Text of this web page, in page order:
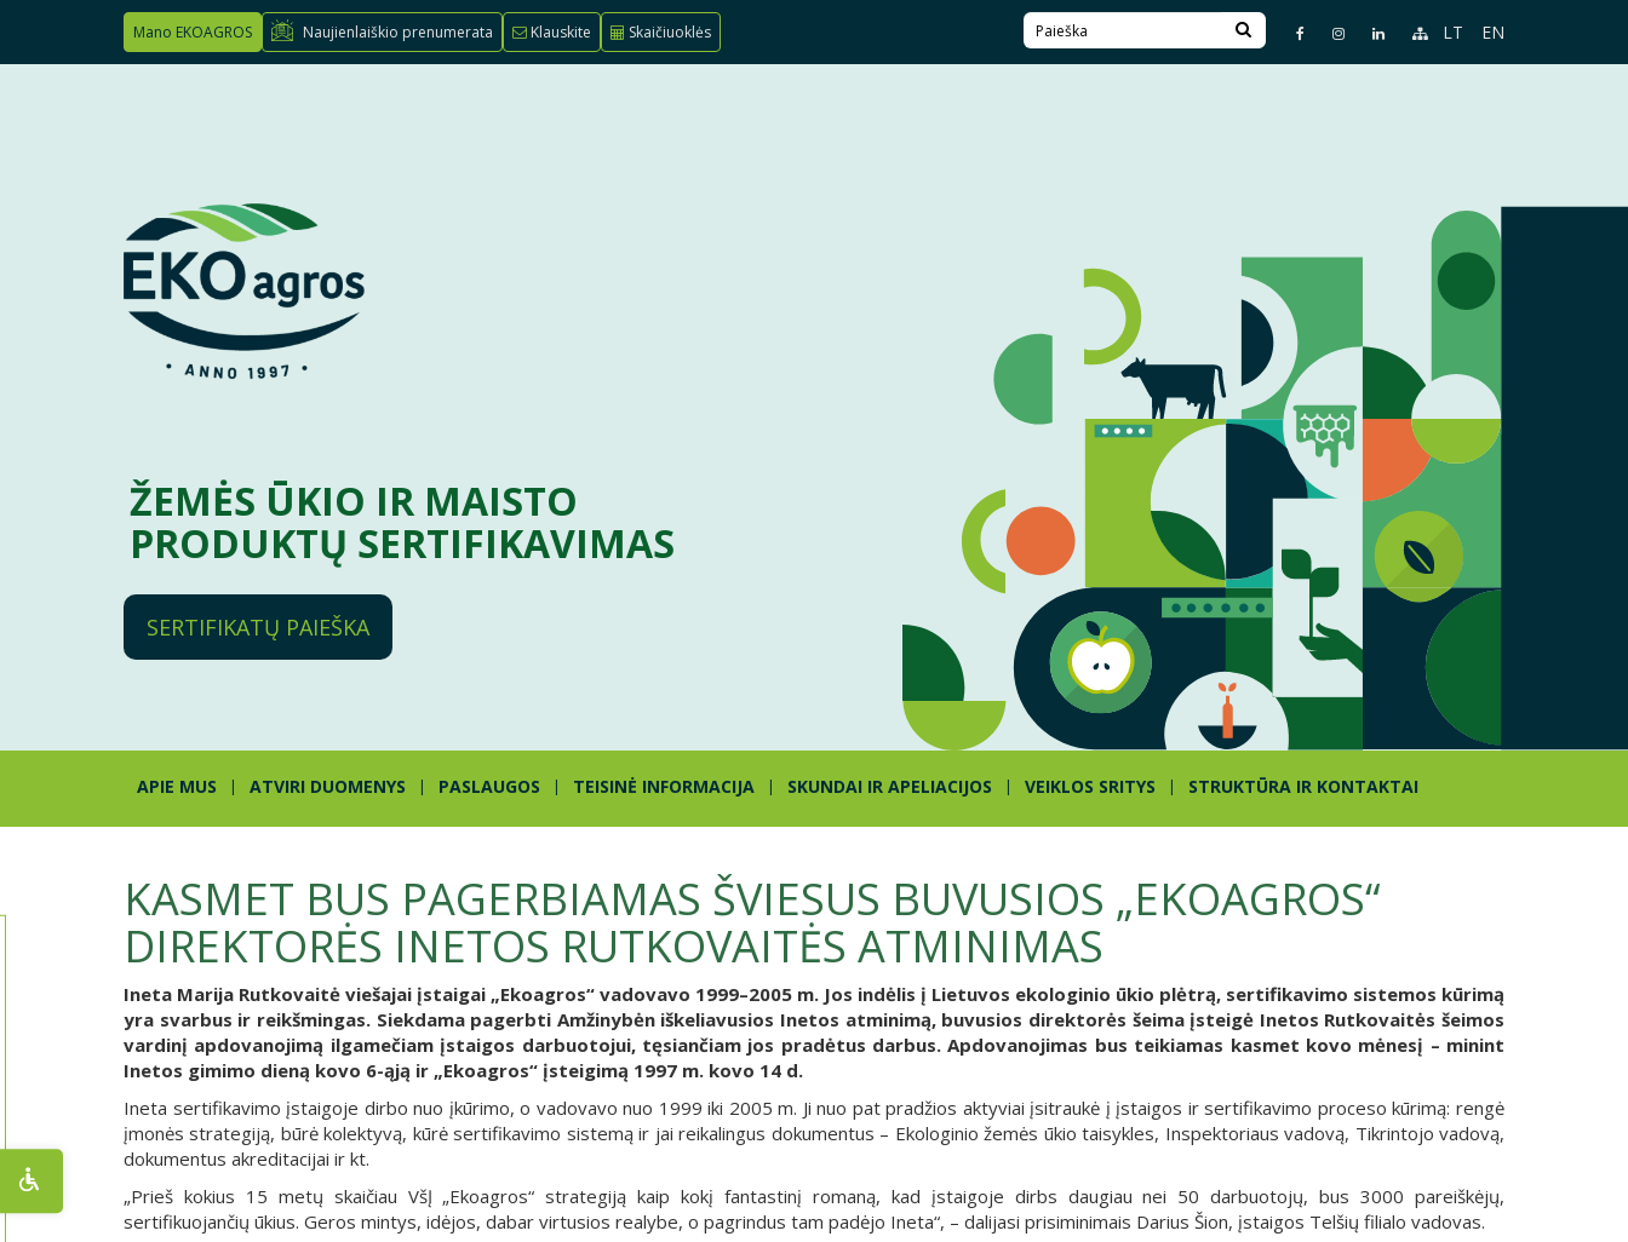
Mano EKOAGROS Naujienlaiškio prenumerata Klauskite Skaičiuoklės LT EN
ŽEMĖS ŪKIO IR MAISTO
PRODUKTŲ SERTIFIKAVIMAS
SERTIFIKATŲ PAIEŠKA
APIE MUS ATVIRI DUOMENYS PASLAUGOS TEISINĖ INFORMACIJA SKUNDAI IR APELIACIJOS VEIKLOS SRITYS STRUKTŪRA IR KONTAKTAI
KASMET BUS PAGERBIAMAS ŠVIESUS BUVUSIOS „EKOAGROS“
DIREKTORĖS INETOS RUTKOVAITĖS ATMINIMAS
Ineta Marija Rutkovaitė viešajai įstaigai „Ekoagros“ vadovavo 1999–2005 m. Jos indėlis į Lietuvos ekologinio ūkio plėtrą, sertifikavimo sistemos kūrimą
yra svarbus ir reikšmingas. Siekdama pagerbti Amžinybėn iškeliavusios Inetos atminimą, buvusios direktorės šeima įsteigė Inetos Rutkovaitės šeimos
vardinį apdovanojimą ilgamečiam įstaigos darbuotojui, tęsiančiam jos pradėtus darbus. Apdovanojimas bus teikiamas kasmet kovo mėnesį – minint
Inetos gimimo dieną kovo 6-ąją ir „Ekoagros“ įsteigimą 1997 m. kovo 14 d.
Ineta sertifikavimo įstaigoje dirbo nuo įkūrimo, o vadovavo nuo 1999 iki 2005 m. Ji nuo pat pradžios aktyviai įsitraukė į įstaigos ir sertifikavimo proceso kūrimą: rengė
įmonės strategiją, būrė kolektyvą, kūrė sertifikavimo sistemą ir jai reikalingus dokumentus – Ekologinio žemės ūkio taisykles, Inspektoriaus vadovą, Tikrintojo vadovą,
dokumentus akreditacijai ir kt.
„Prieš kokius 15 metų skaičiau VšĮ „Ekoagros“ strategiją kaip kokį fantastinį romaną, kad įstaigoje dirbs daugiau nei 50 darbuotojų, bus 3000 pareiškėjų,
sertifikuojančių ūkius. Geros mintys, idėjos, dabar virtusios realybe, o pagrindus tam padėjo Ineta“, – dalijasi prisiminimais Darius Šion, įstaigos Telšių filialo vadovas.